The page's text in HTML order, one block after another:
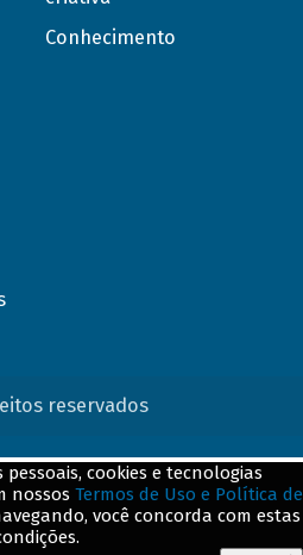
Conhecimento
reservados
cookies e tecnologias
nossos Termos de Uso e Política de
você concorda com estas